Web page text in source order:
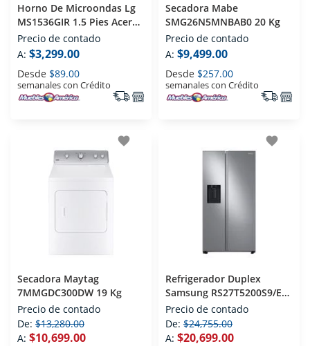
Horno De Microondas Lg
MS1536GIR 1.5 Pies Acero
Inoxidable
Precio de contado
A: $3,299.00
Desde $89.00
semanales con Crédito
Secadora Mabe
SMG26N5MNBAB0 20 Kg
Precio de contado
A: $9,499.00
Desde $257.00
semanales con Crédito
favorite
Secadora Maytag
7MMGDC300DW 19 Kg
Precio de contado
De: $13,280.00
A: $10,699.00
favorite
Refrigerador Duplex
Samsung RS27T5200S9/EM
27 Pies
Precio de contado
De: $24,755.00
A: $20,699.00